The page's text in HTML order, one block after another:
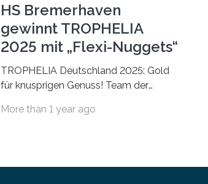
HS Bremerhaven
gewinnt TROPHELIA
2025 mit „Flexi-Nuggets“
TROPHELIA Deutschland 2025: Gold
für knusprigen Genuss! Team der
“Flexi-Nuggets” und vertritt
More than 1 year ago